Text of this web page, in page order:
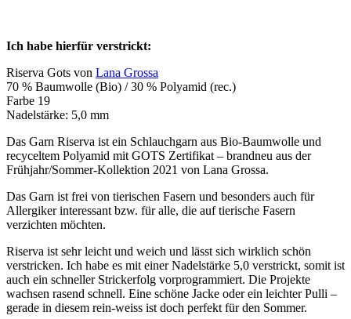
Ich habe hierfür verstrickt:
Riserva Gots von Lana Grossa
70 % Baumwolle (Bio) / 30 % Polyamid (rec.)
Farbe 19
Nadelstärke: 5,0 mm
Das Garn Riserva ist ein Schlauchgarn aus Bio-Baumwolle und
recyceltem Polyamid mit GOTS Zertifikat – brandneu aus der
Frühjahr/Sommer-Kollektion 2021 von Lana Grossa.
Das Garn ist frei von tierischen Fasern und besonders auch für
Allergiker interessant bzw. für alle, die auf tierische Fasern
verzichten möchten.
Riserva ist sehr leicht und weich und lässt sich wirklich schön
verstricken. Ich habe es mit einer Nadelstärke 5,0 verstrickt, somit ist
auch ein schneller Strickerfolg vorprogrammiert. Die Projekte
wachsen rasend schnell. Eine schöne Jacke oder ein leichter Pulli –
gerade in diesem rein-weiss ist doch perfekt für den Sommer.